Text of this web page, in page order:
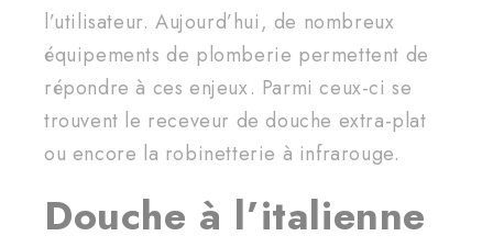
l’utilisateur. Aujourd’hui, de nombreux
équipements de plomberie permettent de
répondre à ces enjeux. Parmi ceux-ci se
trouvent le receveur de douche extra-plat
ou encore la robinetterie à infrarouge.
Douche à l’italienne